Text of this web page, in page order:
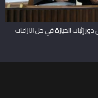
إثبات الحيازة في حل النزاعات